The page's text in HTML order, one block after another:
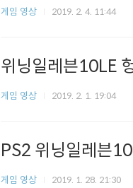
게임 영상 2019. 2. 4. 11:44
위닝일레븐10LE
게임 영상 2019. 2. 1. 19:04
PS2 위닝일레븐
게임 영상 2019. 1. 28. 21:30